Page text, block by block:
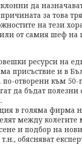
да
за това
на тези
от самия шеф на
ресурси на
присъствие и в
отворени към
да бъдат
в голяма фирма
между колегите
и подбор на
обясняват